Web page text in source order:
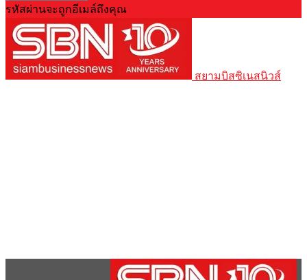
รหัสผ่านจะถูกอีเมล์ถึงคุณ
สยามบิสซิเนสนิวส์